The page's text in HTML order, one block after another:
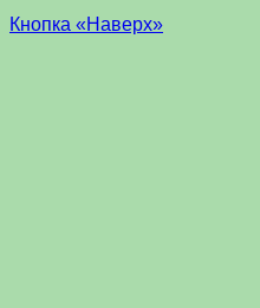
Кнопка «Наверх»